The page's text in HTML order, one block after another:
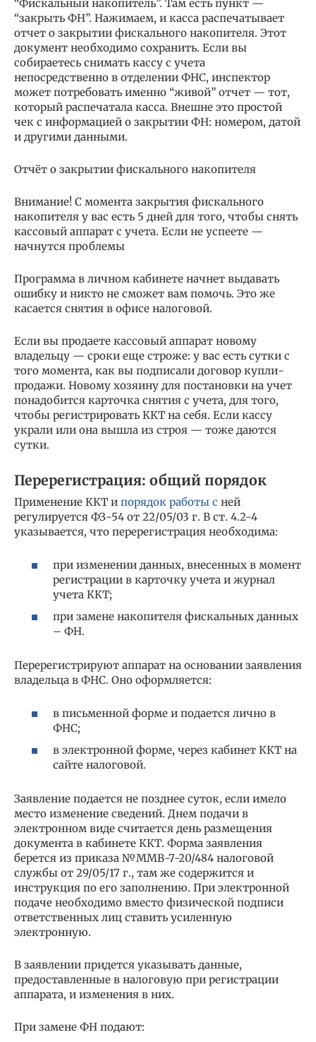
“Фискальный накопитель”. Там есть пункт —
“закрыть ФН”. Нажимаем, и касса распечатывает
отчет о закрытии фискального накопителя. Этот
документ необходимо сохранить. Если вы
собираетесь снимать кассу с учета
непосредственно в отделении ФНС, инспектор
может потребовать именно “живой” отчет — тот,
который распечатала касса. Внешне это простой
чек с информацией о закрытии ФН: номером, датой
и другими данными.
Отчёт о закрытии фискального накопителя
Внимание! С момента закрытия фискального
накопителя у вас есть 5 дней для того, чтобы снять
кассовый аппарат с учета. Если не успеете —
начнутся проблемы
Программа в личном кабинете начнет выдавать
ошибку и никто не сможет вам помочь. Это же
касается снятия в офисе налоговой.
Если вы продаете кассовый аппарат новому
владельцу — сроки еще строже: у вас есть сутки с
того момента, как вы подписали договор купли-
продажи. Новому хозяину для постановки на учет
понадобится карточка снятия с учета, для того,
чтобы регистрировать ККТ на себя. Если кассу
украли или она вышла из строя — тоже даются
сутки.
Перерегистрация: общий порядок
Применение ККТ и порядок работы с ней
регулируется ФЗ-54 от 22/05/03 г. В ст. 4.2-4
указывается, что перерегистрация необходима:
при изменении данных, внесенных в момент
регистрации в карточку учета и журнал
учета ККТ;
при замене накопителя фискальных данных
– ФН.
Перерегистрируют аппарат на основании заявления
владельца в ФНС. Оно оформляется:
в письменной форме и подается лично в
ФНС;
в электронной форме, через кабинет ККТ на
сайте налоговой.
Заявление подается не позднее суток, если имело
место изменение сведений. Днем подачи в
электронном виде считается день размещения
документа в кабинете ККТ. Форма заявления
берется из приказа №ММВ-7-20/484 налоговой
службы от 29/05/17 г., там же содержится и
инструкция по его заполнению. При электронной
подаче необходимо вместо физической подписи
ответственных лиц ставить усиленную
электронную.
В заявлении придется указывать данные,
предоставленные в налоговую при регистрации
аппарата, и изменения в них.
При замене ФН подают: